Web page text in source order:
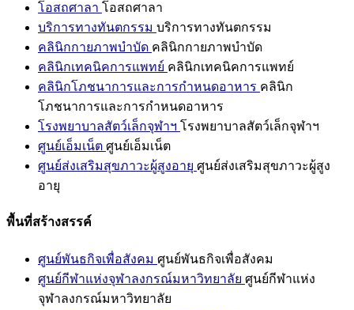
โอสถศาลา โอสถศาลา
บริการทางทันตกรรม บริการทางทันตกรรม
คลินิกกายภาพบำบัด คลินิกกายภาพบำบัด
คลินิกเทคนิคการแพทย์ คลินิกเทคนิคการแพทย์
คลินิกโภชนาการและการกำหนดอาหาร คลินิก
โภชนาการและการกำหนดอาหาร
โรงพยาบาลสัตว์เล็กจุฬาฯ โรงพยาบาลสัตว์เล็กจุฬาฯ
ศูนย์เอ็มเน็ต ศูนย์เอ็มเน็ต
ศูนย์ส่งเสริมสุขภาวะผู้สูงอายุ ศูนย์ส่งเสริมสุขภาวะผู้สูง
อายุ
พื้นที่สร้างสรรค์
ศูนย์พันธกิจเพื่อสังคม ศูนย์พันธกิจเพื่อสังคม
ศูนย์กีฬาแห่งจุฬาลงกรณ์มหาวิทยาลัย ศูนย์กีฬาแห่ง
จุฬาลงกรณ์มหาวิทยาลัย